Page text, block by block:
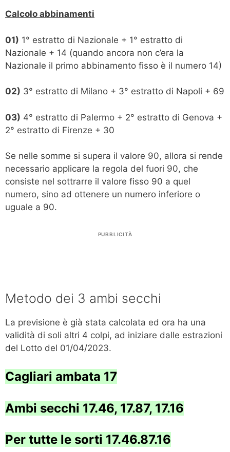
Calcolo abbinamenti
01) 1° estratto di Nazionale + 1° estratto di
Nazionale + 14 (quando ancora non c’era la
Nazionale il primo abbinamento fisso è il numero 14)
02) 3° estratto di Milano + 3° estratto di Napoli + 69
03) 4° estratto di Palermo + 2° estratto di Genova +
2° estratto di Firenze + 30
Se nelle somme si supera il valore 90, allora si rende
necessario applicare la regola del fuori 90, che
consiste nel sottrarre il valore fisso 90 a quel
numero, sino ad ottenere un numero inferiore o
uguale a 90.
PUBBLICITÀ
Metodo dei 3 ambi secchi
La previsione è già stata calcolata ed ora ha una
validità di soli altri 4 colpi, ad iniziare dalle estrazioni
del Lotto del 01/04/2023.
Cagliari ambata 17
Ambi secchi 17.46, 17.87, 17.16
Per tutte le sorti 17.46.87.16